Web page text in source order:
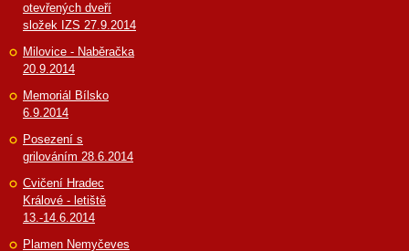
otevřených dveří
složek IZS 27.9.2014
Milovice - Naběračka
20.9.2014
Memoriál Bílsko
6.9.2014
Posezení s
grilováním 28.6.2014
Cvičení Hradec
Králové - letiště
13.-14.6.2014
Plamen Nemyčeves